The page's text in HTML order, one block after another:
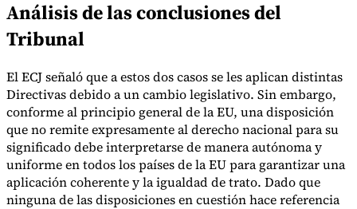
Análisis de las conclusiones del
Tribunal
El ECJ señaló que a estos dos casos se les aplican distintas
Directivas debido a un cambio legislativo. Sin embargo,
conforme al principio general de la EU, una disposición
que no remite expresamente al derecho nacional para su
significado debe interpretarse de manera autónoma y
uniforme en todos los países de la EU para garantizar una
aplicación coherente y la igualdad de trato. Dado que
ninguna de las disposiciones en cuestión hace referencia